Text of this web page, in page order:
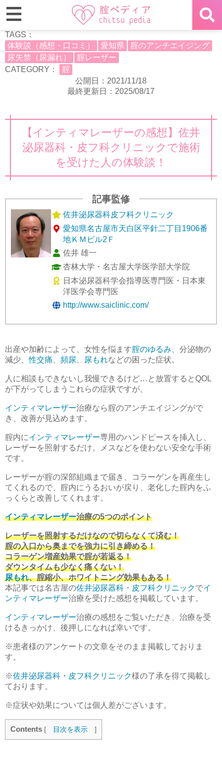
TAGS：
体験談（感想・口コミ）
愛知県
腟のアンチエイジング
尿失禁（尿漏れ）
腟レーザー
CATEGORY：
腟
公開日：2021/11/18
最終更新日：2025/08/17
【インティマレーザーの感想】佐井
泌尿器科・皮フ科クリニックで施術
を受けた人の体験談！
記事監修
佐井泌尿器科皮フ科クリニック
愛知県名古屋市天白区平針二丁目1906番
地ＫＭビル2Ｆ
佐井 雄一
杏林大学・名古屋大学医学部大学院
日本泌尿器科学会指導医専門医・日本東
洋医学会専門医
http://www.saiclinic.com/
出産や加齢によって、女性を悩ます腟のゆるみ 、分泌物の
減少、性交痛 頻尿 尿もれなどの困った症状。
人に相談もできないし我慢できるけど…と放置するとQOL
が下がってしまうこれらの症状ですが、
インティマレーザー治療なら腟のアンチエイジングがで
き、改善が見込めます。
腟内にインティマレーザー専用のハンドピースを挿入し、
レーザーを照射するだけ。メスなどを使わない安全な手術
です。
レーザーが腟の深部組織まで届き、コラーゲンを再産生し
てくれるので、腟内にうるおいが戻り、老化した腟内をふ
っくらと改善してくれます。
インティマレーザー治療の5つのポイント
レーザーを照射するだけなので切らなくて済む！
腟の入口から奥までを強力に引き締める！
コラーゲン増産効果で腟が若返る！
ダウンタイムも少なく痛くない！
尿もれ、腟縮小、ホワイトニング効果もある！
本記事では名古屋の佐井泌尿器科・皮フ科クリニックでイ
ンティマレーザー治療を受けた感想を掲載しています。
インティマレーザー治療の感想をご覧いただき、治療を受
けるきっかけ、後押しになれば幸いです。
※患者様のアンケートの文章をそのまま掲載しておりま
す。
※佐井泌尿器科・皮フ科クリニック様の了承を得て掲載し
ております。
※症状や効果については個人差がございます。
Contents [ 目次を表示 ]